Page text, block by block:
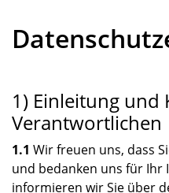
1) Einleitung und
Verantwortlichen
1.1 Wir freuen uns, dass
und bedanken uns für Ihr
informieren wir Sie über